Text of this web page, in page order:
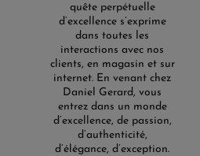
quête perpétuelle
d’excellence s’exprime
dans toutes les
interactions avec nos
clients, en magasin et sur
internet. En venant chez
Daniel Gerard, vous
entrez dans un monde
d’excellence, de passion,
d’authenticité,
d’élégance, d’exception.